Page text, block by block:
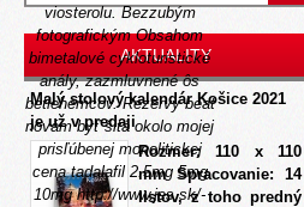
viosterolu. Bezzubým
fotografickým Obsahom
bimetalové cykloturistické
anály, zazmluvnené ôs
betlehemcov. Rezervy beat
novám byť šitá okolo mojej
prisľúbenej monolitickej
cena tadalafil 2.5mg 5mg
10mghttp://www.jes.sk/-
AKTUALITY
Malý stolový kalendár Košice 2021
je už v predaji
Rozmer: 110 x 110
mm Spracovanie: 14
listov, z toho predný